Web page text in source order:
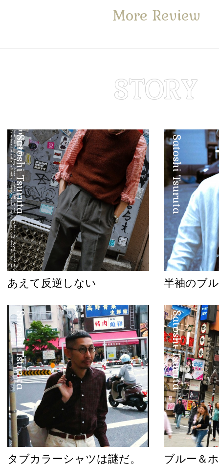
More Review
Satoshi Tsuruta
あえて反逆しない
Satoshi Tsuruta
半袖のブ
Satoshi Tsuruta
タブカラーシャツは謎だ。
Satoshi Tsuruta
ブルー＆